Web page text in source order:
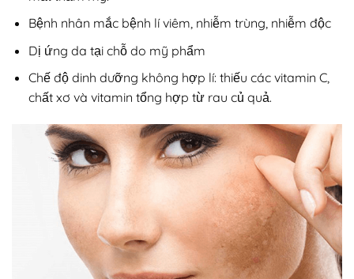
Bệnh nhân mắc bệnh lí viêm, nhiễm trùng, nhiễm độc
Dị ứng da tại chỗ do mỹ phẩm
Chế độ dinh dưỡng không hợp lí: thiếu các vitamin C,
chất xơ và vitamin tổng hợp từ rau củ quả.